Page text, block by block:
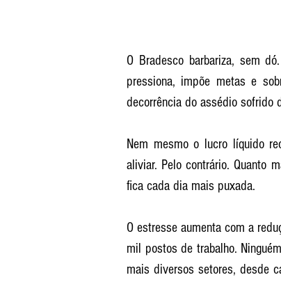
O Bradesco barbariza, sem
pressiona, impõe metas e
decorrência do assédio sofrido
Nem mesmo o lucro líquido
aliviar. Pelo contrário. Quanto
fica cada dia mais puxada.
O estresse aumenta com a
mil postos de trabalho.
mais diversos setores, desde